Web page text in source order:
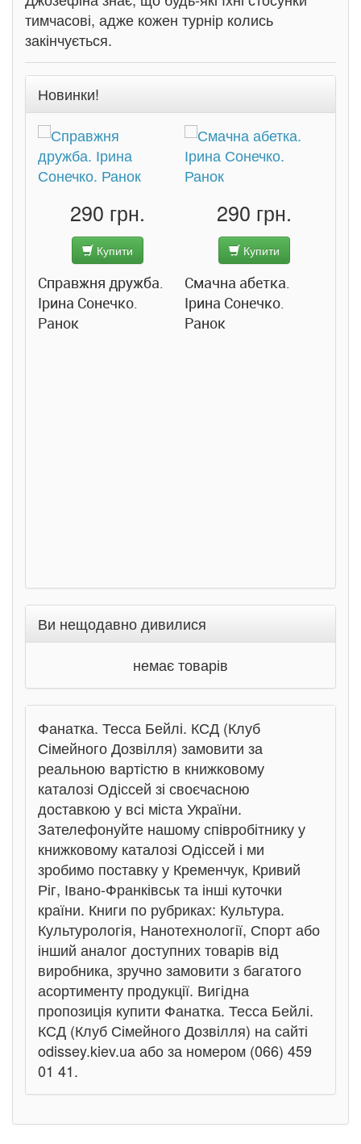
тимчасові, адже кожен турнір колись
закінчується.
Новинки!
290 грн.
Купити
Справжня дружба.
Ірина Сонечко.
Ранок
290 грн.
Купити
Смачна абетка.
Ірина Сонечко.
Ранок
Ви нещодавно дивилися
немає товарів
Фанатка. Тесса Бейлі. КСД (Клуб
Сімейного Дозвілля) замовити за
реальною вартістю в книжковому
каталозі Одіссей зі своєчасною
доставкою у всі міста України.
Зателефонуйте нашому співробітнику у
книжковому каталозі Одіссей і ми
зробимо поставку у Кременчук, Кривий
Ріг, Івано-Франківськ та інші куточки
країни. Книги по рубриках: Культура.
Культурологія, Нанотехнології, Спорт або
інший аналог доступних товарів від
виробника, зручно замовити з багатого
асортименту продукції. Вигідна
пропозиція купити Фанатка. Тесса Бейлі.
КСД (Клуб Сімейного Дозвілля) на сайті
odissey.kiev.ua або за номером (066) 459
01 41.